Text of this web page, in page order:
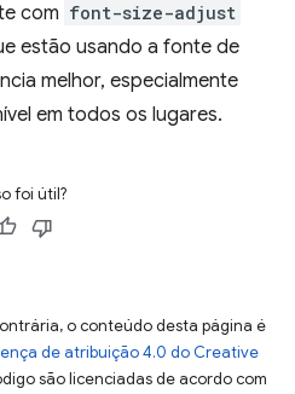
com font-size-adjust
estão usando a fonte de
melhor, especialmente
em todos os lugares.
foi útil?
o conteúdo desta página é
de atribuição 4.0 do Creative
são licenciadas de acordo com